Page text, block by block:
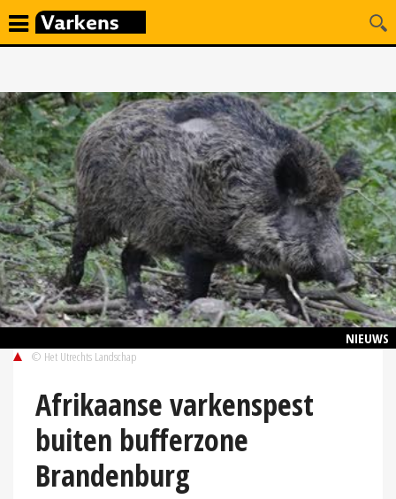
NIEUWS
© Het Utrechts Landschap
Afrikaanse varkenspest
buiten bufferzone
Brandenburg